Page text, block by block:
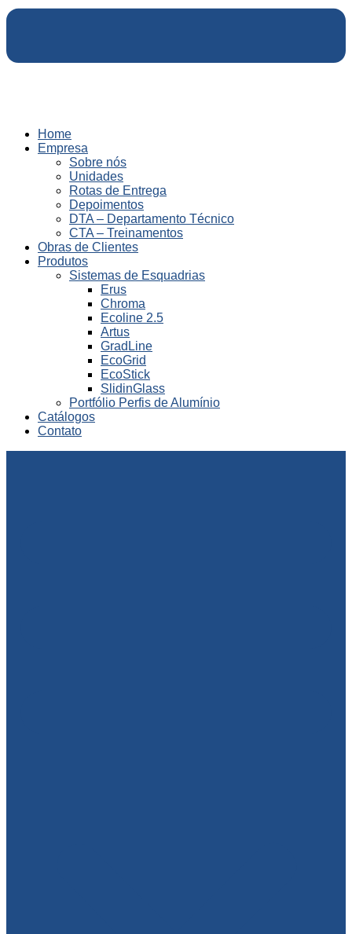
Home
Empresa
Sobre nós
Unidades
Rotas de Entrega
Depoimentos
DTA – Departamento Técnico
CTA – Treinamentos
Obras de Clientes
Produtos
Sistemas de Esquadrias
Erus
Chroma
Ecoline 2.5
Artus
GradLine
EcoGrid
EcoStick
SlidinGlass
Portfólio Perfis de Alumínio
Catálogos
Contato